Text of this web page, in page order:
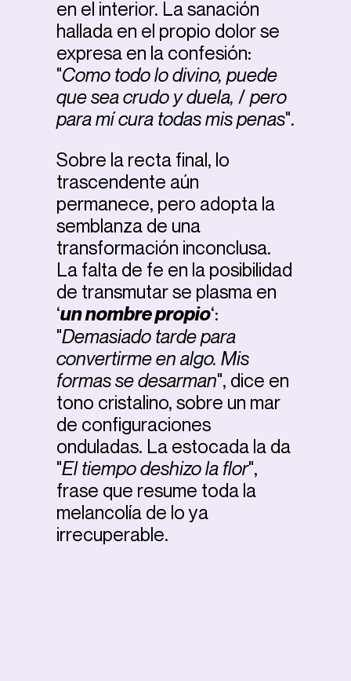
en el interior. La sanación
hallada en el propio dolor se
expresa en la confesión:
"Como todo lo divino, puede
que sea crudo y duela, / pero
para mí cura todas mis penas".
Sobre la recta final, lo
trascendente aún
permanece, pero adopta la
semblanza de una
transformación inconclusa.
La falta de fe en la posibilidad
de transmutar se plasma en
‘un nombre propio‘:
"Demasiado tarde para
convertirme en algo. Mis
formas se desarman", dice en
tono cristalino, sobre un mar
de configuraciones
onduladas. La estocada la da
"El tiempo deshizo la flor",
frase que resume toda la
melancolía de lo ya
irrecuperable.